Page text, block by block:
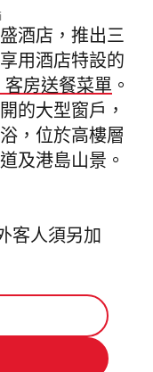
酒店，推出三
用酒店特設的
客房送餐菜單 。
的大型窗戶，
， 位於高樓層
及港島山景 。
客人須另加